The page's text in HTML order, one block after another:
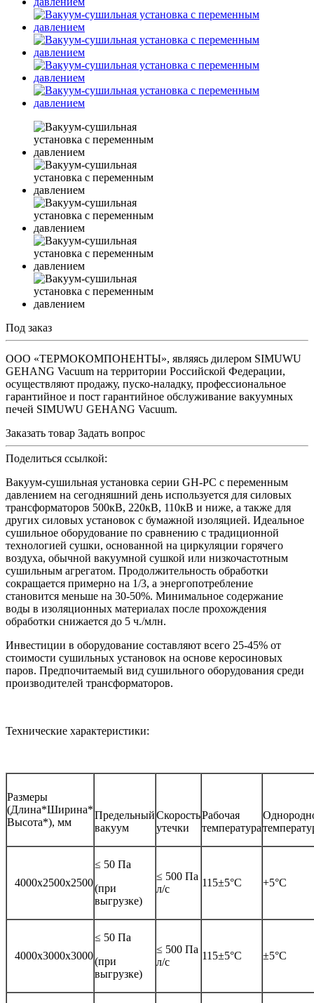
Под заказ
ООО «ТЕРМОКОМПОНЕНТЫ», являясь дилером SIMUWU
GEHANG Vacuum на территории Российской Федерации,
осуществляют продажу, пуско-наладку, профессиональное
гарантийное и пост гарантийное обслуживание вакуумных
печей SIMUWU GEHANG Vacuum.
Заказать товар Задать вопрос
Поделиться ссылкой:
Вакуум-сушильная установка серии GH-PC с переменным
давлением на сегодняшний день используется для силовых
трансформаторов 500кВ, 220кВ, 110кВ и ниже, а также для
других силовых установок с бумажной изоляцией. Идеальное
сушильное оборудование по сравнению с традиционной
технологией сушки, основанной на циркуляции горячего
воздуха, обычной вакуумной сушкой или низкочастотным
сушильным агрегатом. Продолжительность обработки
сокращается примерно на 1/3, а энергопотребление
становится меньше на 30-50%. Минимальное содержание
воды в изоляционных материалах после прохождения
обработки снижается до 5 ч./млн.
Инвестиции в оборудование составляют всего 25-45% от
стоимости сушильных установок на основе керосиновых
паров. Предпочитаемый вид сушильного оборудования среди
производителей трансформаторов.
Технические характеристики:
Размеры
(Длина*Ширина*
Высота*), мм
Предельный
вакуум
Скорость
утечки
Рабочая
температура
4000x2500x2500
≤ 50 Пa
(при
выгрузке)
≤ 500 Па
л/с
115±5°C +5°C
4000x3000x3000
≤ 50 Пa
(при
выгрузке)
≤ 500 Па
л/с
115±5°C ±5°C